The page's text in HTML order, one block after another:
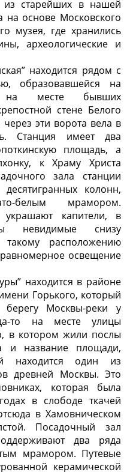
из старейших в нашей
на основе Московского
музея, где хранились
археологические и
находится рядом с
образовавшейся на
на месте бывших
стене Белого
эти ворота вела в
Станция имеет два
площадь, а
к Храму Христа
зала станции
колонн,
белым мрамором.
капители, в
невидимые снизу
такому расположению
освещение
находится в районе
Горького, который
Москвы-реки у
то на месте улицы
в котором жили послы
и название площади,
находится один из
древней Москвы. Это
которая была
в слободе ткачей
в Хамовническом
Посадочный зал
два ряда
мрамором. Путевые
керамической